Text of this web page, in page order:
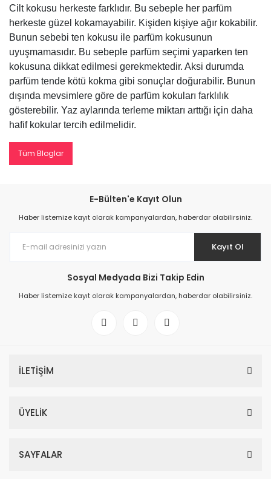
Cilt kokusu herkeste farklıdır. Bu sebeple her parfüm
herkeste güzel kokamayabilir. Kişiden kişiye ağır kokabilir.
Bunun sebebi ten kokusu ile parfüm kokusunun
uyuşmamasıdır. Bu sebeple parfüm seçimi yaparken ten
kokusuna dikkat edilmesi gerekmektedir. Aksi durumda
parfüm tende kötü kokma gibi sonuçlar doğurabilir. Bunun
dışında mevsimlere göre de parfüm kokuları farklılık
gösterebilir. Yaz aylarında terleme miktarı arttığı için daha
hafif kokular tercih edilmelidir.
Tüm Bloglar
E-Bülten'e Kayıt Olun
Haber listemize kayıt olarak kampanyalardan, haberdar olabilirsiniz.
Kayıt Ol
Sosyal Medyada Bizi Takip Edin
Haber listemize kayıt olarak kampanyalardan, haberdar olabilirsiniz.
İLETİŞİM
ÜYELİK
SAYFALAR